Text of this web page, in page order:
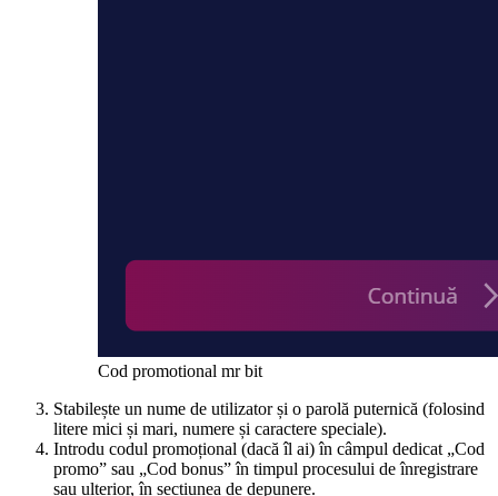
Cod promotional mr bit
Stabilește un nume de utilizator și o parolă puternică (folosind
litere mici și mari, numere și caractere speciale).
Introdu codul promoțional (dacă îl ai) în câmpul dedicat „Cod
promo” sau „Cod bonus” în timpul procesului de înregistrare
sau ulterior, în secțiunea de depunere.